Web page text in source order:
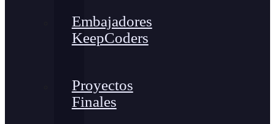
Embajadores
KeepCoders
Proyectos
Finales